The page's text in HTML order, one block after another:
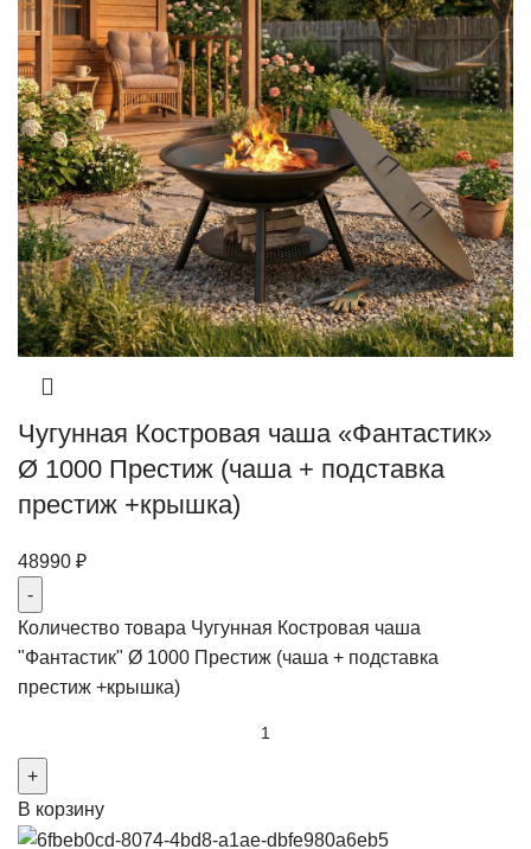
Чугунная Костровая чаша «Фантастик»
Ø 1000 Престиж (чаша + подставка
престиж +крышка)
48990 ₽
Количество товара Чугунная Костровая чаша
"Фантастик" Ø 1000 Престиж (чаша + подставка
престиж +крышка)
В корзину